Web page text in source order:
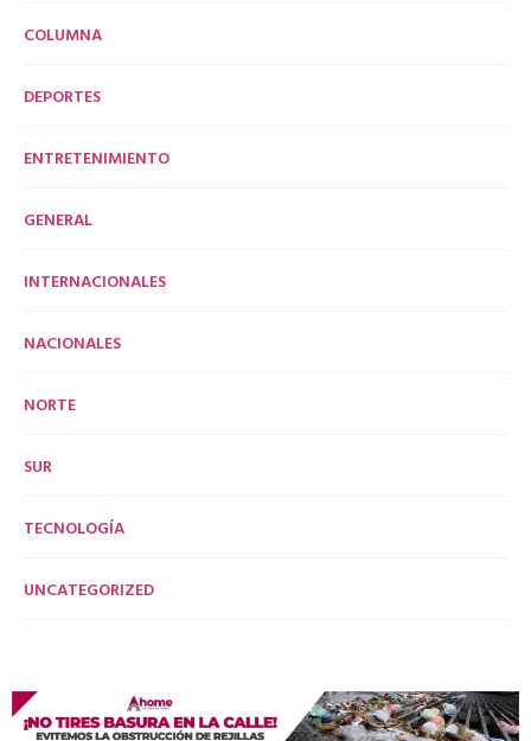
COLUMNA
DEPORTES
ENTRETENIMIENTO
GENERAL
INTERNACIONALES
NACIONALES
NORTE
SUR
TECNOLOGÍA
UNCATEGORIZED